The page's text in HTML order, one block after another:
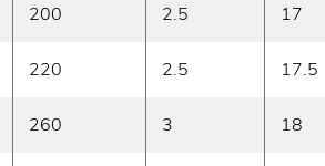
200 2.5 17
220 2.5 17.5
260 3 18